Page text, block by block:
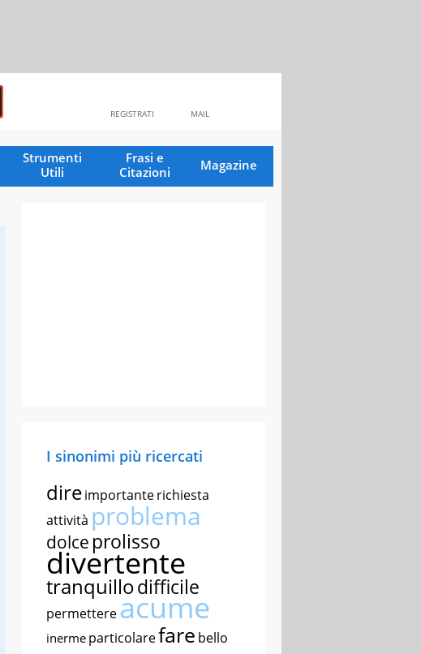
MAIL
REGISTRATI
Strumenti
Utili
Frasi e
Citazioni
Magazine
I sinonimi più ricercati
direimportanterichiesta
attività problema
dolce prolisso
divertente
tranquillodifficile
permettereacume
inerme particolarefare bello